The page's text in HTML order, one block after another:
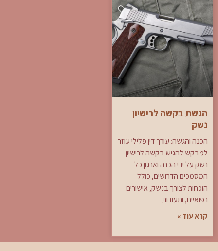
הגשת בקשה לרישיון
נשק
הכנה והגשה: עורך דין פלילי עוזר
למבקש להגיש בקשה לרישיון
נשק על ידי הכנה וארגון כל
המסמכים הדרושים, כולל
הוכחות לצורך בנשק, אישורים
רפואיים, ותעודות
קרא עוד »